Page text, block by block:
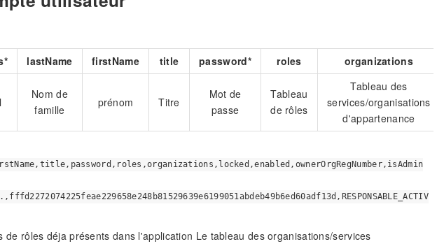
lastName firstName title password* roles organizations
Nom de
famille
prénom Titre
Mot de
passe
Tableau
de rôles
Tableau des
services/organisations
d'appartenance
rôles déja présents dans l'application Le tableau des organisations/services